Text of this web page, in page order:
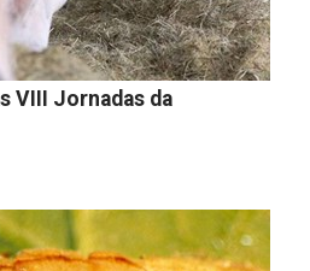
VIII Jornadas da